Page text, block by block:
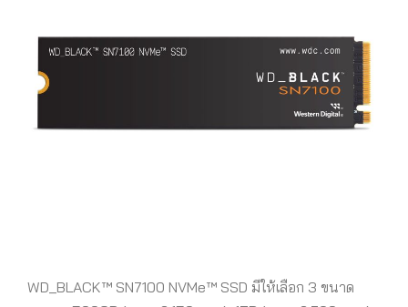
WD_BLACK™ SN7100 NVMe™ SSD มีให้เลือก 3 ขนาด